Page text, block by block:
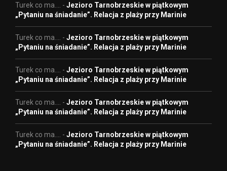
Turek co ma.... - Jezioro Tarnobrzeskie w piątkowym
„Pytaniu na śniadanie”. Relacja z plaży przy Marinie
Turek co ma.... - Jezioro Tarnobrzeskie w piątkowym
„Pytaniu na śniadanie”. Relacja z plaży przy Marinie
Turek co ma.... - Jezioro Tarnobrzeskie w piątkowym
„Pytaniu na śniadanie”. Relacja z plaży przy Marinie
Turek co ma.... - Jezioro Tarnobrzeskie w piątkowym
„Pytaniu na śniadanie”. Relacja z plaży przy Marinie
Turek co ma.... - Jezioro Tarnobrzeskie w piątkowym
„Pytaniu na śniadanie”. Relacja z plaży przy Marinie